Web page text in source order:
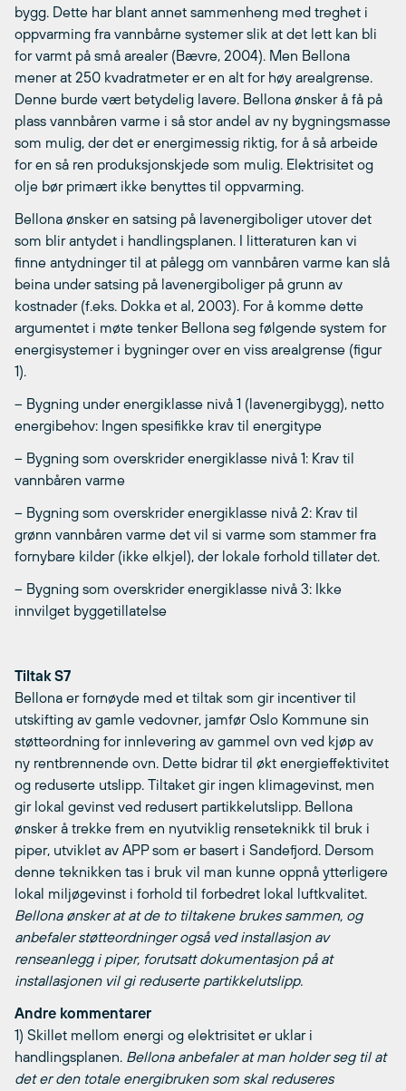
bygg. Dette har blant annet sammenheng med treghet i
oppvarming fra vannbårne systemer slik at det lett kan bli
for varmt på små arealer (Bævre, 2004). Men Bellona
mener at 250 kvadratmeter er en alt for høy arealgrense.
Denne burde vært betydelig lavere. Bellona ønsker å få på
plass vannbåren varme i så stor andel av ny bygningsmasse
som mulig, der det er energimessig riktig, for å så arbeide
for en så ren produksjonskjede som mulig. Elektrisitet og
olje bør primært ikke benyttes til oppvarming.
Bellona ønsker en satsing på lavenergiboliger utover det
som blir antydet i handlingsplanen. I litteraturen kan vi
finne antydninger til at pålegg om vannbåren varme kan slå
beina under satsing på lavenergiboliger på grunn av
kostnader (f.eks. Dokka et al, 2003). For å komme dette
argumentet i møte tenker Bellona seg følgende system for
energisystemer i bygninger over en viss arealgrense (figur
1).
– Bygning under energiklasse nivå 1 (lavenergibygg), netto
energibehov: Ingen spesifikke krav til energitype
– Bygning som overskrider energiklasse nivå 1: Krav til
vannbåren varme
– Bygning som overskrider energiklasse nivå 2: Krav til
grønn vannbåren varme det vil si varme som stammer fra
fornybare kilder (ikke elkjel), der lokale forhold tillater det.
– Bygning som overskrider energiklasse nivå 3: Ikke
innvilget byggetillatelse
Tiltak S7
Bellona er fornøyde med et tiltak som gir incentiver til
utskifting av gamle vedovner, jamfør Oslo Kommune sin
støtteordning for innlevering av gammel ovn ved kjøp av
ny rentbrennende ovn. Dette bidrar til økt energieffektivitet
og reduserte utslipp. Tiltaket gir ingen klimagevinst, men
gir lokal gevinst ved redusert partikkelutslipp. Bellona
ønsker å trekke frem en nyutviklig renseteknikk til bruk i
piper, utviklet av APP som er basert i Sandefjord. Dersom
denne teknikken tas i bruk vil man kunne oppnå ytterligere
lokal miljøgevinst i forhold til forbedret lokal luftkvalitet.
Bellona ønsker at at de to tiltakene brukes sammen, og
anbefaler støtteordninger også ved installasjon av
renseanlegg i piper, forutsatt dokumentasjon på at
installasjonen vil gi reduserte partikkelutslipp.
Andre kommentarer
1) Skillet mellom energi og elektrisitet er uklar i
handlingsplanen. Bellona anbefaler at man holder seg til at
det er den totale energibruken som skal reduseres